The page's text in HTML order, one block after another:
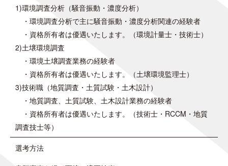
1)環境調査分析（騒音振動・濃度分析）
・環境調査分析で主に騒音振動・濃度分析関連の経験者
・資格所有者は優遇いたします。（環境計量士・技術士）
2)土壌環境調査
・環境土壌調査業務の経験者
・資格所有者は優遇いたします。（土壌環境監理士）
3)技術職（地質調査・土質試験・土木設計）
・地質調査、土質試験、土木設計業務の経験者
・資格所有者は優遇いたします。（技術士・RCCM・地質
調査技士等）
選考方法